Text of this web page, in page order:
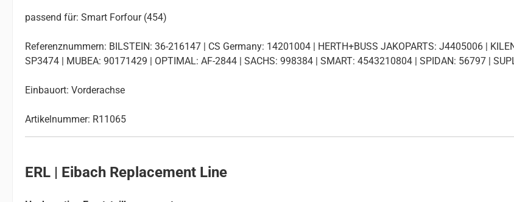
passend für: Smart Forfour (454)
Referenznummern: BILSTEIN: 36-216147 | CS Germany: 14201004 | HERTH+BUSS JAKOPARTS: J4405006 |
SP3474 | MUBEA: 90171429 | OPTIMAL: AF-2844 | SACHS: 998384 | SMART: 4543210804 | SPIDAN: 56797 |
Einbauort: Vorderachse
Artikelnummer: R11065
ERL | Eibach Replacement Line